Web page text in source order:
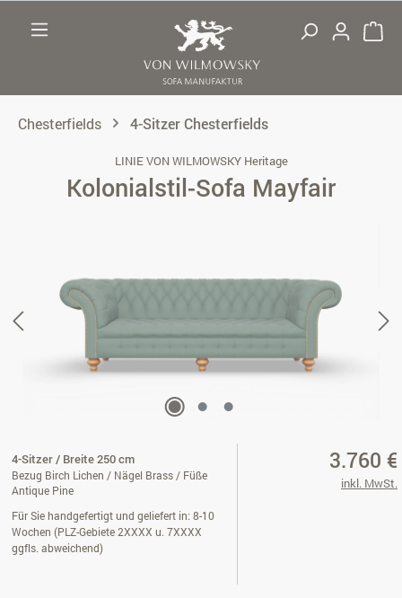
Chesterfields 4-Sitzer Chesterfields
LINIE VON WILMOWSKY Heritage
Kolonialstil-Sofa Mayfair
4-Sitzer / Breite 250 cm
Bezug Birch Lichen / Nägel Brass / Füße
Antique Pine
Für Sie handgefertigt und geliefert in: 8-10
Wochen (PLZ-Gebiete 2XXXX u. 7XXXX
ggfls. abweichend)
3.760 €
inkl. MwSt.